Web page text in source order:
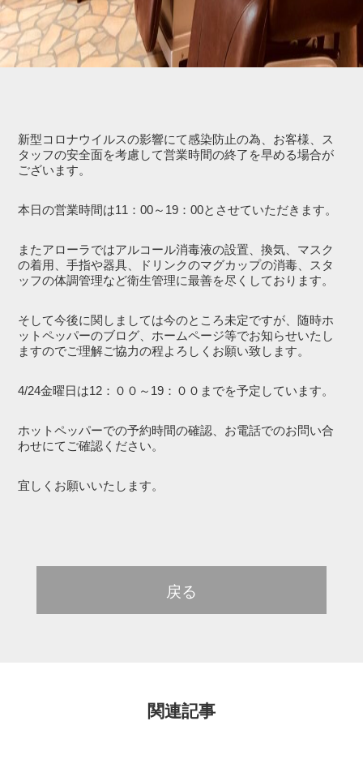
新型コロナウイルスの影響にて感染防止の為、お客様、ス
タッフの安全面を考慮して営業時間の終了を早める場合が
ございます。
本日の営業時間は11：00～19：00とさせていただきます。
またアローラではアルコール消毒液の設置、換気、マスク
の着用、手指や器具、ドリンクのマグカップの消毒、スタ
ッフの体調管理など衛生管理に最善を尽くしております。
そして今後に関しましては今のところ未定ですが、随時ホ
ットペッパーのブログ、ホームページ等でお知らせいたし
ますのでご理解ご協力の程よろしくお願い致します。
4/24金曜日は12：００～19：００までを予定しています。
ホットペッパーでの予約時間の確認、お電話でのお問い合
わせにてご確認ください。
宜しくお願いいたします。
戻る
関連記事